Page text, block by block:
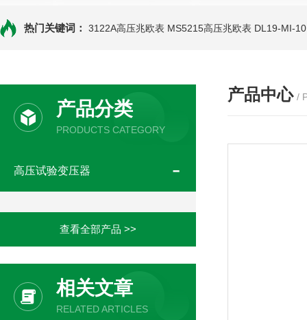
热门关键词： 3122A高压兆欧表 MS5215高压兆欧表 DL19-MI-
产品分类
PRODUCTS CATEGORY
高压试验变压器
查看全部产品 >>
相关文章
RELATED ARTICLES
产品中心 /